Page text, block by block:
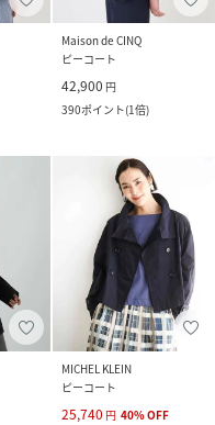
Maison de CINQ
ピーコート
42,900 円
390ポイント(1倍)
MICHEL KLEIN
ピーコート
25,740 円 40%OFF